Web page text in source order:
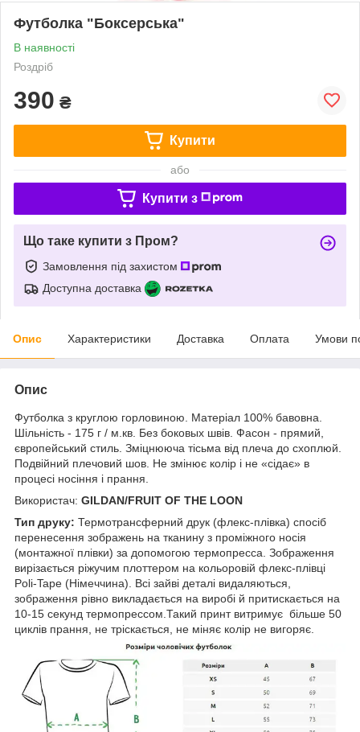
Футболка "Боксерська"
В наявності
Роздріб
390 ₴
Купити
або
Купити з
Що таке купити з Пром?
Замовлення під захистом
Доступна доставка
Опис Характеристики Доставка Оплата Умови
Опис
Футболка з круглою горловиною. Матеріал 100% бавовна.
Шільність - 175 г / м.кв. Без боковых швів. Фасон - прямий,
європейський стиль. Зміцнююча тісьма від плеча до схоплюй.
Подвійний плечовий шов. Не змінює колір і не «сідає» в
процесі носіння і прання.
Використач: GILDAN/FRUIT OF THE LOON
Тип друку: Термотрансферний друк (флекс-плівка) спосіб
перенесення зображень на тканину з проміжного носія
(монтажної плівки) за допомогою термопресса. Зображення
вирізається ріжучим плоттером на кольоровій флекс-плівці
Poli-Tape (Німеччина). Всі зайві деталі видаляються,
зображення рівно викладається на виробі й притискається на
10-15 секунд термопрессом.Такий принт витримує більше 50
циклів прання, не тріскається, не міняє колір не вигоряє.